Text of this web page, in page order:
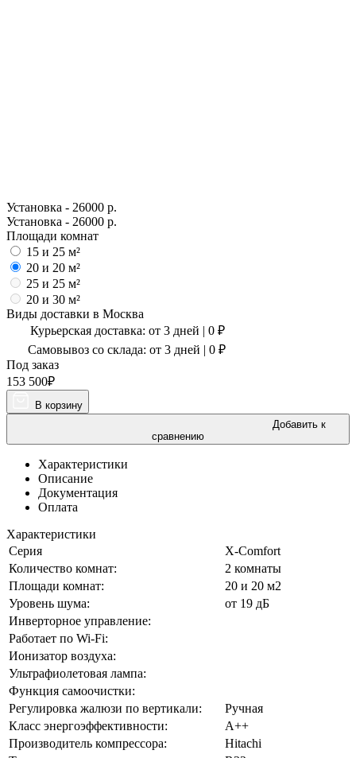
Установка - 26000 р.
Установка - 26000 р.
Площади комнат
15 и 25 м²
20 и 20 м²
25 и 25 м²
20 и 30 м²
Виды доставки в Москва
Курьерская доставка: от 3 дней | 0 ₽
Самовывоз со склада: от 3 дней | 0 ₽
Под заказ
153 500₽
В корзину
Добавить к
сравнению
Характеристики
Описание
Документация
Оплата
Характеристики
Серия
X-Comfort
Количество комнат:
2 комнаты
Площади комнат:
20 и 20 м2
Уровень шума:
от 19 дБ
Инверторное управление:
Работает по Wi-Fi:
Ионизатор воздуха:
Ультрафиолетовая лампа:
Функция самоочистки:
Регулировка жалюзи по вертикали:
Ручная
Класс энергоэффективности:
А++
Производитель компрессора:
Hitachi